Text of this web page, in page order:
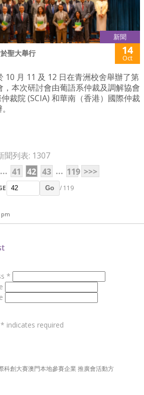
新聞
聖大舉行 14
Oct
10 月 11 及 12 日在青洲校舍舉辦了第
本次研討會由葡語系仲裁及調解協會
仲裁院 (SCIA) 和華南（香港）國際仲裁
聞列表: 1307
... 41 42 43 ... 119 >>>
Go / 119
pm
科創大賽澳門本地參賽企業 推廣會活動方
*
* indicates required